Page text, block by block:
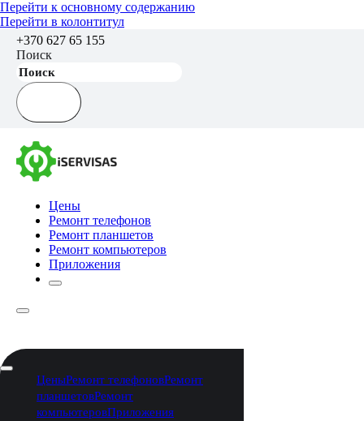
Перейти к основному содержанию
Перейти в колонтитул
+370 627 65 155
Поиск
Цены
Ремонт телефонов
Ремонт планшетов
Ремонт компьютеров
Приложения
ЦеныРемонт телефоновРемонт
планшетовРемонт
компьютеровПриложения